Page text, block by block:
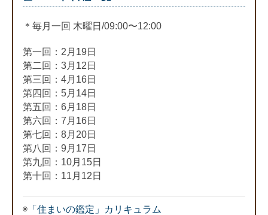
＊毎月一回 木曜日/09:00〜12:00
第一回：2月19日
第二回：3月12日
第三回：4月16日
第四回：5月14日
第五回：6月18日
第六回：7月16日
第七回：8月20日
第八回：9月17日
第九回：10月15日
第十回：11月12日
◉ 「住まいの鑑定」カリキュラム